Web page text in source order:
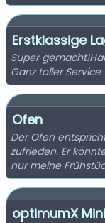
Erstklassige
Super
Ganz toller Service
Ofen
Der Ofen
zufrieden. Er
nur meine
optimumX